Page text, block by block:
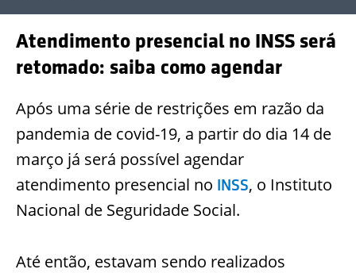
Atendimento presencial no INSS será
retomado: saiba como agendar
Após uma série de restrições em razão da
pandemia de covid-19, a partir do dia 14 de
março já será possível agendar
atendimento presencial no INSS, o Instituto
Nacional de Seguridade Social.
Até então, estavam sendo realizados